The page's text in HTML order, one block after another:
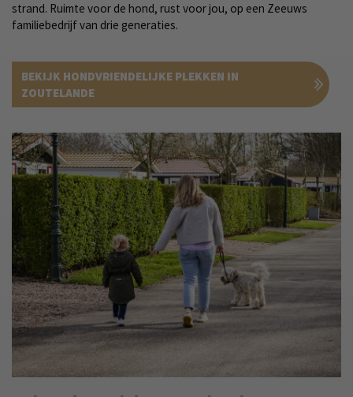
strand. Ruimte voor de hond, rust voor jou, op een Zeeuws
familiebedrijf van drie generaties.
BEKIJK HONDVRIENDELIJKE PLEKKEN IN
ZOUTELANDE